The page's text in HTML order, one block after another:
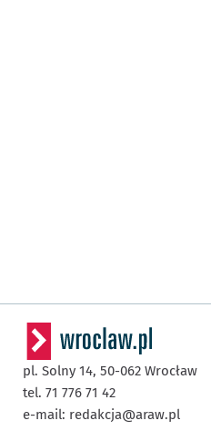
pl. Solny 14, 50-062 Wrocław
tel. 71 776 71 42
e-mail: redakcja@araw.pl